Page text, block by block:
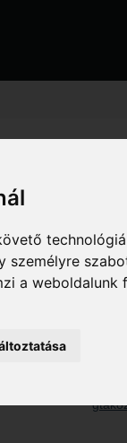
személyre
a
vs.
vs. SheerCold
5 (Péntek) 20:00